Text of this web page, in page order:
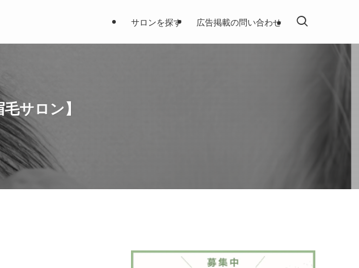
サロンを探す 広告掲載の問い合わせ
サロン】